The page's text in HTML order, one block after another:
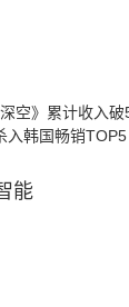
深空》累计收入
入韩国畅销TOP5
能